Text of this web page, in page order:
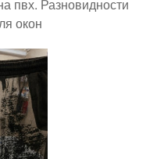
пвх. Разновидности
окон